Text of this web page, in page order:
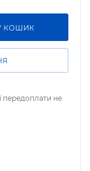
КОШИК
передоплати не